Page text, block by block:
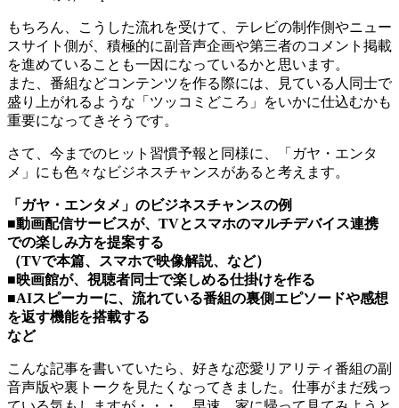
もちろん、こうした流れを受けて、テレビの制作側やニュー
スサイト側が、積極的に副音声企画や第三者のコメント掲載
を進めていることも一因になっているかと思います。
また、番組などコンテンツを作る際には、見ている人同士で
盛り上がれるような「ツッコミどころ」をいかに仕込むかも
重要になってきそうです。
さて、今までのヒット習慣予報と同様に、「ガヤ・エンタ
メ」にも色々なビジネスチャンスがあると考えます。
「ガヤ・エンタメ」のビジネスチャンスの例
■動画配信サービスが、TVとスマホのマルチデバイス連携
での楽しみ方を提案する
（TVで本篇、スマホで映像解説、など）
■映画館が、視聴者同士で楽しめる仕掛けを作る
■AIスピーカーに、流れている番組の裏側エピソードや感想
を返す機能を搭載する
など
こんな記事を書いていたら、好きな恋愛リアリティ番組の副
音声版や裏トークを見たくなってきました。仕事がまだ残っ